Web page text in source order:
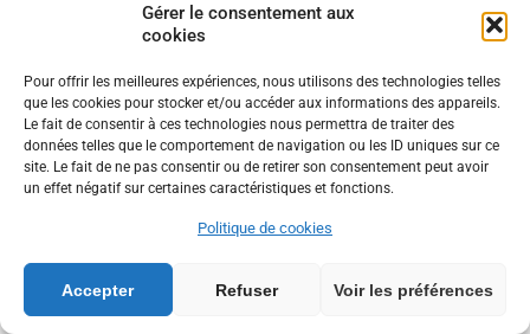
Gérer le consentement aux
cookies
Pour offrir les meilleures expériences, nous utilisons des technologies telles
que les cookies pour stocker et/ou accéder aux informations des appareils.
Le fait de consentir à ces technologies nous permettra de traiter des
données telles que le comportement de navigation ou les ID uniques sur ce
site. Le fait de ne pas consentir ou de retirer son consentement peut avoir
un effet négatif sur certaines caractéristiques et fonctions.
Accepter Refuser Voir les préférences
Politique de cookies
Politique de cookies| Powered by